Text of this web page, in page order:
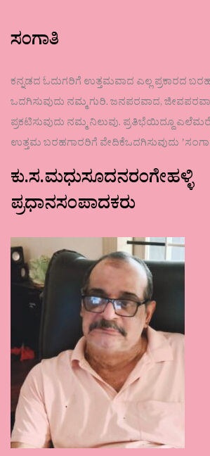
ಸಂಗಾತಿ
ಕನ್ನಡದ ಓದುಗರಿಗೆ ಉತ್ತಮವಾದ ಎಲ್ಲ ಪ್ರಕಾರದ
ಒದಗಿಸುವುದು ನಮ್ಮ ಗುರಿ. ಜನಪರವಾದ,
ಪ್ರಕಟಿಸುವುದು ನಮ್ಮ ನಿಲುವು. ಪ್ರತಿಭೆಯಿದ್ದೂ
ಉತ್ತಮ ಬರಹಗಾರರಿಗೆ ವೇದಿಕೆಒದಗಿಸುವುದು
ಕು.ಸ.ಮಧುಸೂದನರಂಗೇಹಳ್ಳಿ
ಪ್ರಧಾನಸಂಪಾದಕರು